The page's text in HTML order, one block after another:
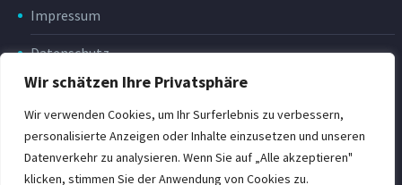
Wir schätzen Ihre Privatsphäre
Wir verwenden Cookies, um Ihr Surferlebnis zu verbessern,
personalisierte Anzeigen oder Inhalte einzusetzen und unseren
Datenverkehr zu analysieren. Wenn Sie auf „Alle akzeptieren"
klicken, stimmen Sie der Anwendung von Cookies zu.
Impressum
Datenschutz
Disclaimer
Rückgabe & Erstattung
POWER Shop v3